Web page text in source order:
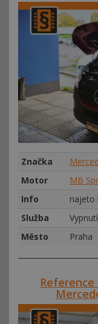
Značka
Motor
MB
Info
najeto
Služba
Město
Praha
Reference